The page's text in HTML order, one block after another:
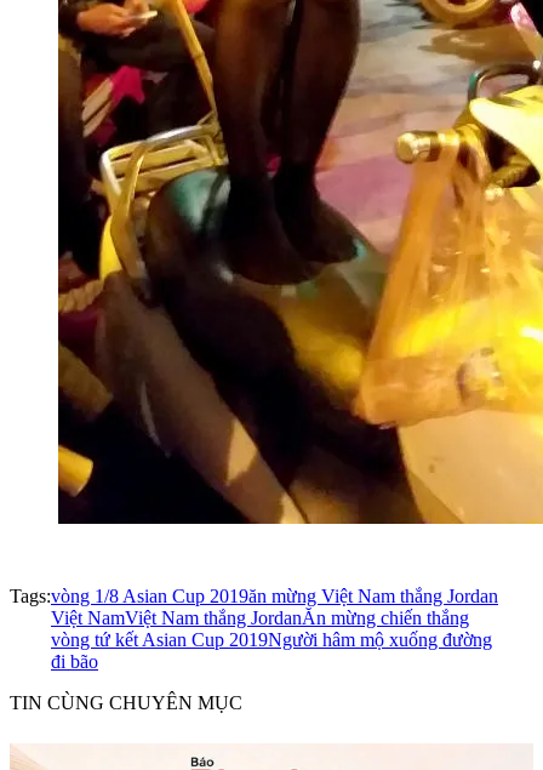
Tags:vòng 1/8 Asian Cup 2019ăn mừng Việt Nam thắng Jordan
Việt NamViệt Nam thắng JordanĂn mừng chiến thắng
vòng tứ kết Asian Cup 2019Người hâm mộ xuống đường
đi bão
TIN CÙNG CHUYÊN MỤC